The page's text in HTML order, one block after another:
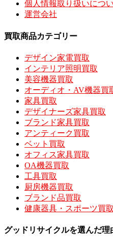
個人情報取り扱いにつ
運営会社
買取商品カテゴリー
デザイン家電買取
インテリア照明買取
美容機器買取
オーディオ・AV機器買
家具買取
デザイナーズ家具買取
ブランド家具買取
アンティーク買取
ベット買取
オフィス家具買取
OA機器買取
工具買取
厨房機器買取
ブランド品買取
健康器具・スポーツ買取
グッドリサイクルを選んだ理